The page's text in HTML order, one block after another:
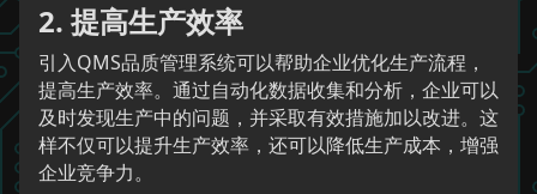
2. 提高生产效率
引入QMS品质管理系统可以帮助企业优化生产流程，
提高生产效率。通过自动化数据收集和分析，企业可以
及时发现生产中的问题，并采取有效措施加以改进。这
样不仅可以提升生产效率，还可以降低生产成本，增强
企业竞争力。